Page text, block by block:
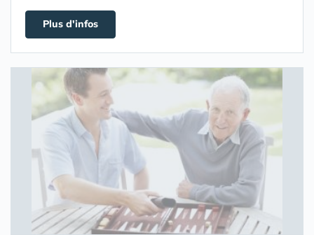
Plus d'infos